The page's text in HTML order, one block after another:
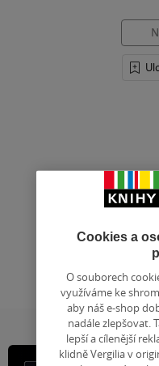
1
Cookies a
O souborech
využíváme ke
aby náš e-shop
nadále zlepšovat.
lepší a cílenější
klidně Vergilia v